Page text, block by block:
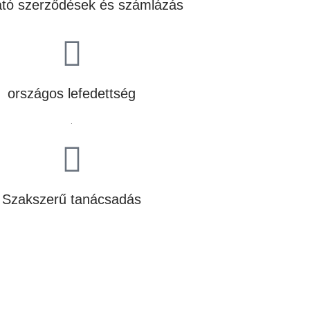
szerződések és számlázás
országos lefedettség
.
Szakszerű tanácsadás